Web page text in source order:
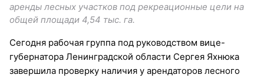
аренды лесных участков под рекреационные цели на
общей площади 4,54 тыс. га.
Сегодня рабочая группа под руководством вице-
губернатора Ленинградской области Сергея Яхнюка
завершила проверку наличия у арендаторов лесного